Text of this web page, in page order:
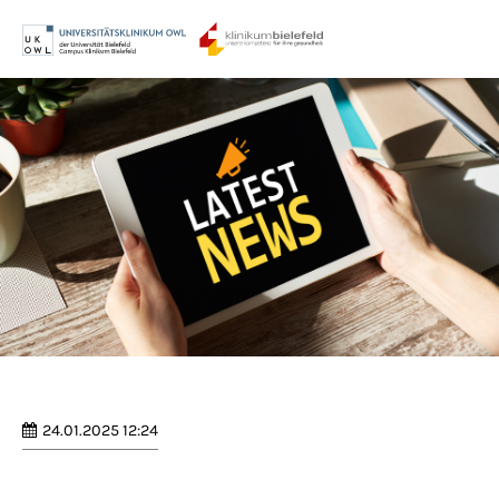
Login
Benutzername
Passwort
Anmelden
24.01.2025 12:24